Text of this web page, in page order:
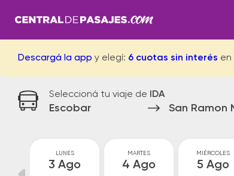
Descargá la app y elegí: 6 cuotas sin interés en
Seleccioná tu viaje de IDA
Escobar San Ramon
LUNES
3 Ago
MARTES
4 Ago
MIÉRCOLES
5 Ago